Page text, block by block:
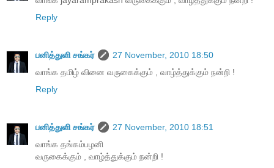
Reply
பனித்துளி சங்கர்
27 November, 2010 18:50
வாங்க தமிழ் வினை வருகைக்கும் , வாழ்த்துக்கும் நன்றி !
Reply
பனித்துளி சங்கர்
27 November, 2010 18:51
வாங்க தங்கம்பழனி
வருகைக்கும் , வாழ்த்துக்கும் நன்றி !